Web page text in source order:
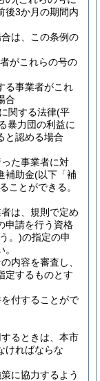
後3か月の期間内
は、この条例の
がこれらの号の
る事業者がこれ
合
関する法律(平
暴力団の利益に
と認める場合
た事業者に対
補助金(以下「補
ことができる。
は、規則で定め
申請を行う資格
。)の指定の申
内容を審査し、
定するものとす
付することがで
るときは、本市
ければならな
に協力するよう